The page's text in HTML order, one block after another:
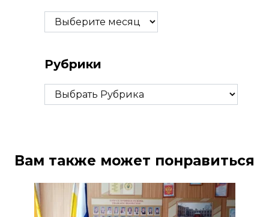
Архивы
Рубрики
Рубрики
Вам также может понравиться